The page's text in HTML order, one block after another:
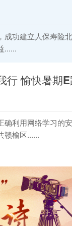
成功建立人保寿险
......
行 愉快暑期
确利用网络学习的
赣榆区......